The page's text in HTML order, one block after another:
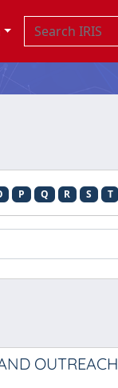
P Q R S T
OUTREACH